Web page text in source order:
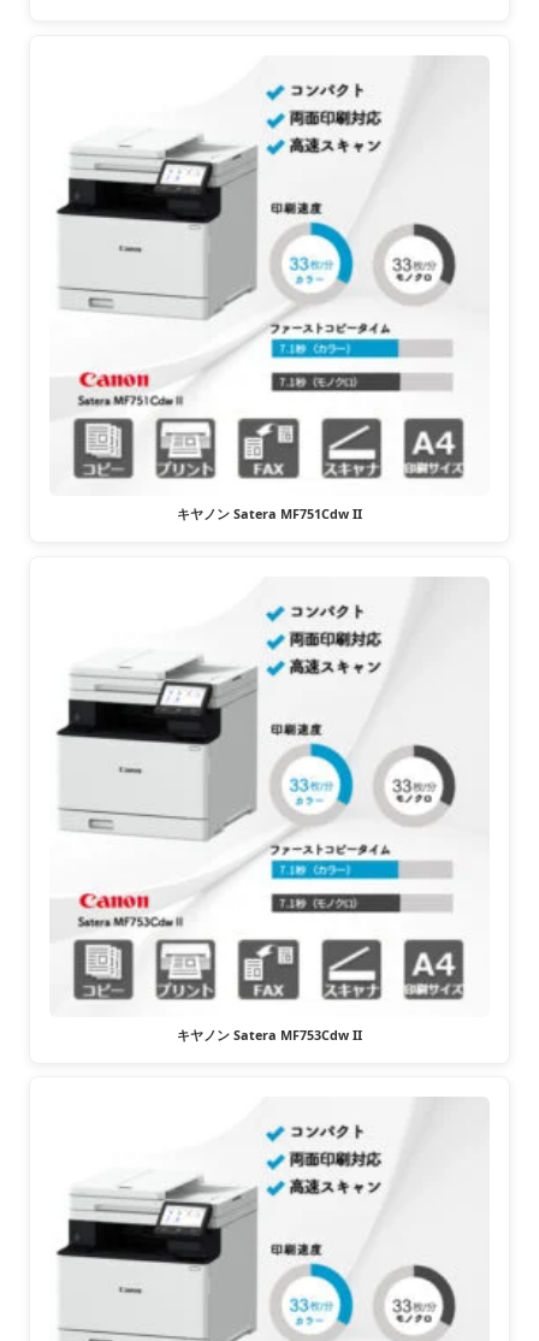
キヤノン Satera MF751Cdw II
キヤノン Satera MF753Cdw II